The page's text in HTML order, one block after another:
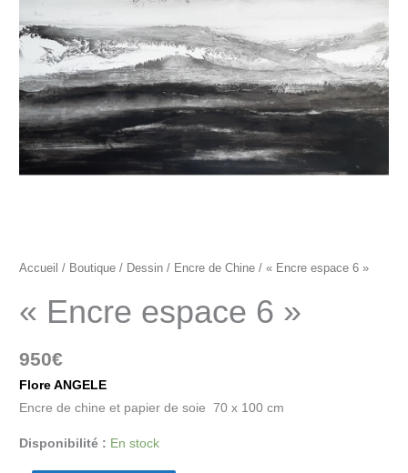
Accueil / Boutique / Dessin / Encre de Chine / « Encre espace 6 »
« Encre espace 6 »
950€
Flore ANGELE
Encre de chine et papier de soie 70 x 100 cm
Disponibilité : En stock